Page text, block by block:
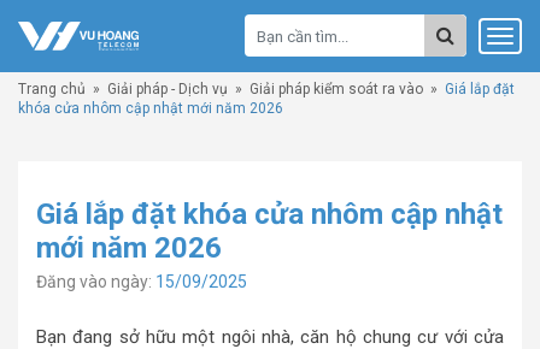
Trang chủ » Giải pháp - Dịch vụ » Giải pháp kiểm soát ra vào » Giá lắp đặt
khóa cửa nhôm cập nhật mới năm 2026
Giá lắp đặt khóa cửa nhôm cập nhật
mới năm 2026
Đăng vào ngày: 15/09/2025
Bạn đang sở hữu một ngôi nhà, căn hộ chung cư với cửa